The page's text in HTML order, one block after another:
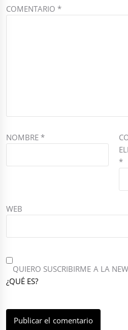
COMENTARIO*
NOMBRE*
*
WEB
QUIERO SUSCRIBIRME A LA
¿QUÉ ES?